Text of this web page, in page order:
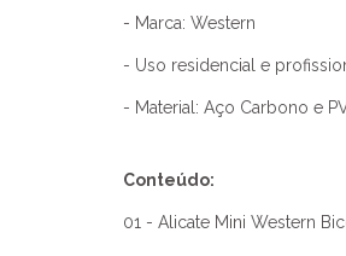
- Marca: Western
- Uso residencial e
- Material: Aço Carbono e
Conteúdo:
01 - Alicate Mini Western